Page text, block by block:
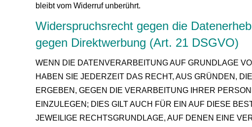
bleibt vom Widerruf unberührt.
Widerspruchsrecht gegen die
gegen Direktwerbung (Art. 21 DSGVO)
WENN DIE DATENVERARBEITUNG AUF GRUNDLAGE
HABEN SIE JEDERZEIT DAS RECHT, AUS GRÜNDEN,
ERGEBEN, GEGEN DIE VERARBEITUNG IHRER
EINZULEGEN; DIES GILT AUCH FÜR EIN AUF DIESE
JEWEILIGE RECHTSGRUNDLAGE, AUF DENEN EINE